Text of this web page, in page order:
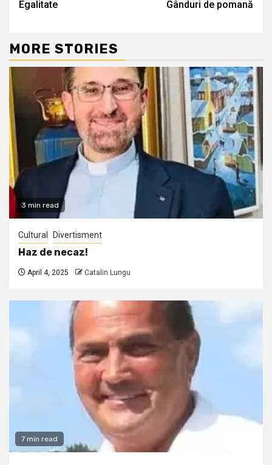
Reading
Egalitate
Gânduri de pomană
MORE STORIES
3 min read
Cultural Divertisment
Haz de necaz!
April 4, 2025 Catalin Lungu
7 min read